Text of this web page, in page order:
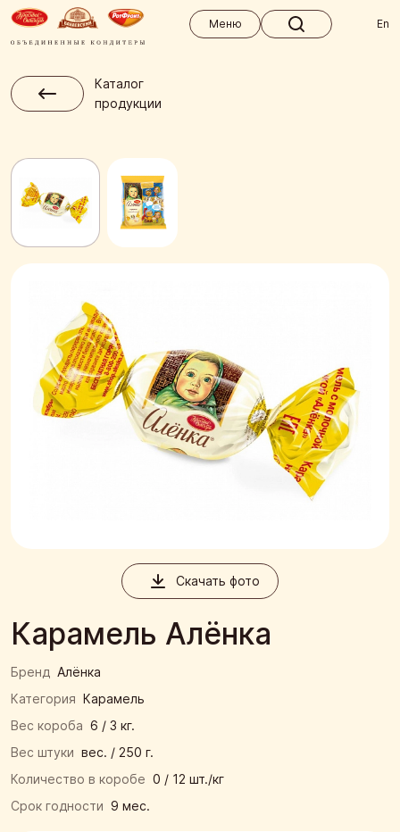
Меню
En
Каталог
продукции
Скачать фото
Карамель Алёнка
Бренд Алёнка
Категория Карамель
Вес короба 6 / 3 кг.
Вес штуки вес. / 250 г.
Количество в коробе 0 / 12 шт./кг
Срок годности 9 мес.